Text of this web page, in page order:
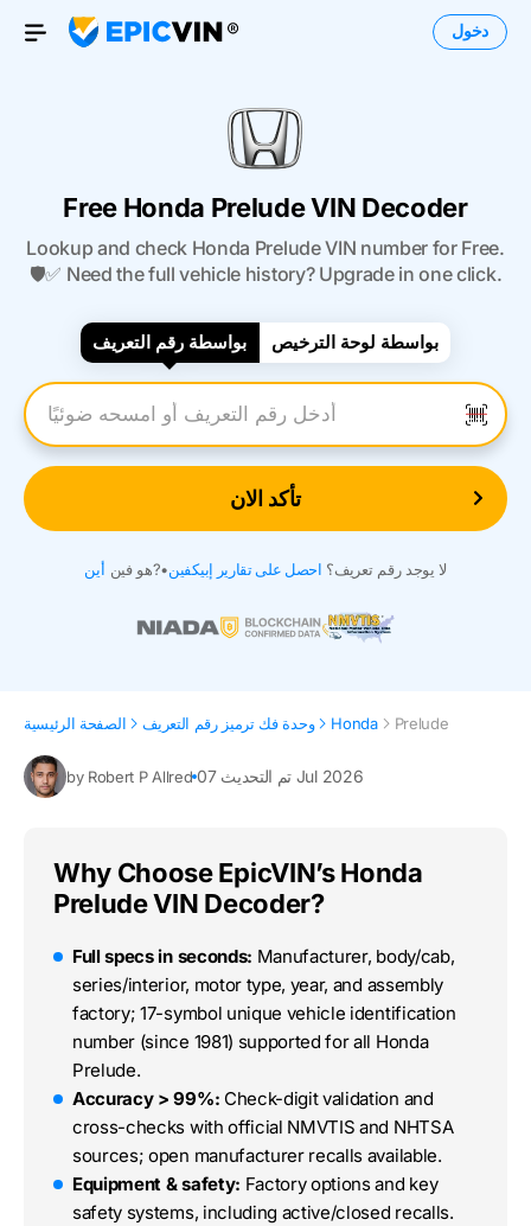
Open Menu
دخول
Free Honda Prelude VIN Decoder
Lookup and check Honda Prelude VIN number for Free.
🛡️✅ Need the full vehicle history? Upgrade in one click.
بواسطة رقم التعريف بواسطة لوحة الترخيص
أدخل رقم التعريف
تأكد الان
أين هو فين?• لا يوجد رقم تعريف؟ احصل على تقارير إبيكفين
الصفحة الرئيسية وحدة فك ترميز رقم التعريف Honda Prelude
by Robert P Allred تم التحديث 07 Jul 2026
Why Choose EpicVIN’s Honda
Prelude VIN Decoder?
Full specs in seconds: Manufacturer, body/cab,
series/interior, motor type, year, and assembly
factory; 17-symbol unique vehicle identification
number (since 1981) supported for all Honda
Prelude.
Accuracy > 99%: Check-digit validation and
cross-checks with official NMVTIS and NHTSA
sources; open manufacturer recalls available.
Equipment & safety: Factory options and key
safety systems, including active/closed recalls.